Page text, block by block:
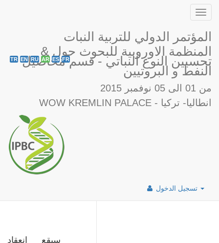
المؤتمر الدولي للتربية النبات
& المنظمة الاوروبية للبحوث حول
تحسيين النوع النباتي - قسم محاصيل
النفط و البروتيين
من 01 الى 05 نوفمبر 2015
WOW KREMLIN PALACE - انطاليا- تركيا
TR EN RU AR ES FR
سيقع انعقاد